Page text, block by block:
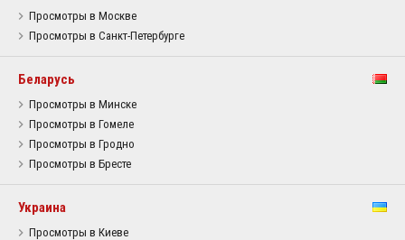
Просмотры в Москве
Просмотры в Санкт-Петербурге
Беларусь
Просмотры в Минске
Просмотры в Гомеле
Просмотры в Гродно
Просмотры в Бресте
Украина
Просмотры в Киеве